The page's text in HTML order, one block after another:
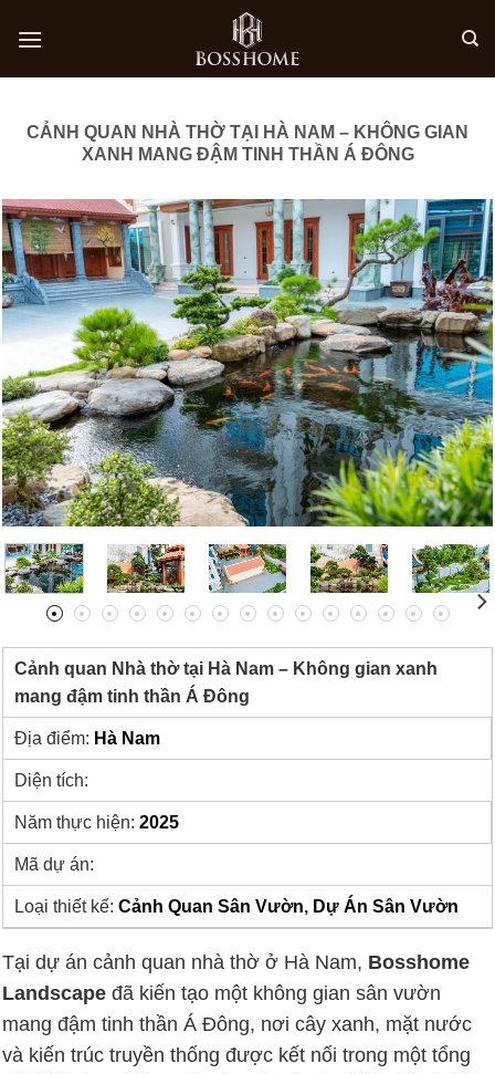
CẢNH QUAN NHÀ THỜ TẠI HÀ NAM – KHÔNG GIAN
XANH MANG ĐẬM TINH THẦN Á ĐÔNG
Cảnh quan Nhà thờ tại Hà Nam – Không gian xanh
mang đậm tinh thần Á Đông
Địa điểm: Hà Nam
Diện tích:
Năm thực hiện: 2025
Mã dự án:
Loại thiết kế: Cảnh Quan Sân Vườn, Dự Án Sân Vườn
Tại dự án cảnh quan nhà thờ ở Hà Nam, Bosshome
Landscape đã kiến tạo một không gian sân vườn
mang đậm tinh thần Á Đông, nơi cây xanh, mặt nước
và kiến trúc truyền thống được kết nối trong một tổng